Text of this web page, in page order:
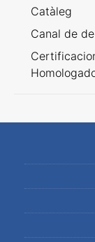
Catàleg
Canal de